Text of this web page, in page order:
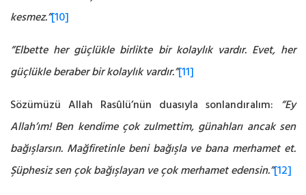
kesmez.”[10]
“Elbette her güçlükle birlikte bir kolaylık vardır. Evet, her
güçlükle beraber bir kolaylık vardır.”[11]
Sözümüzü Allah Rasûlü’nün duasıyla sonlandıralım: “Ey
Allah’ım! Ben kendime çok zulmettim, günahları ancak sen
bağışlarsın. Mağfiretinle beni bağışla ve bana merhamet et.
Şüphesiz sen çok bağışlayan ve çok merhamet edensin.”[12]